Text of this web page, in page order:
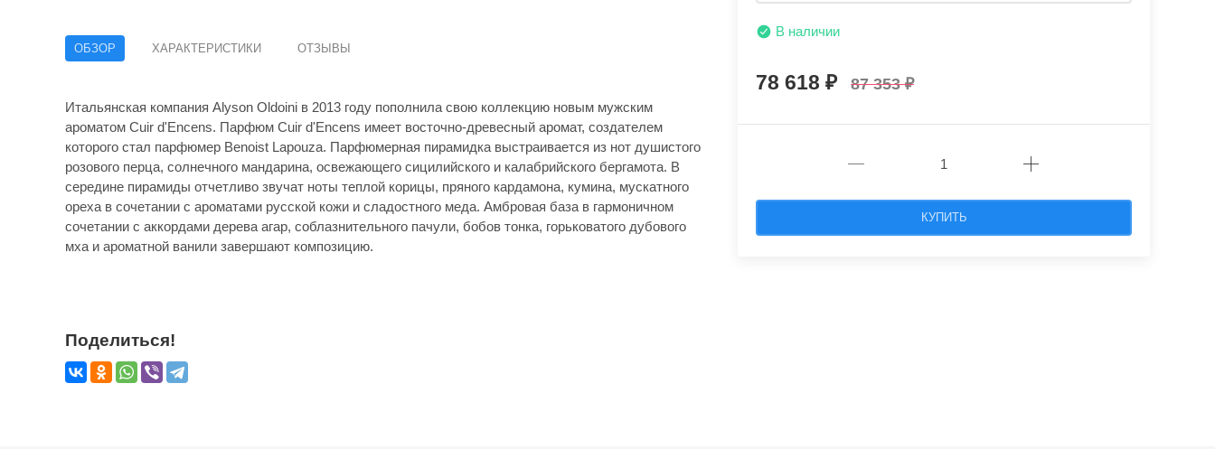
ОБЗОР ХАРАКТЕРИСТИКИ ОТЗЫВЫ
Итальянская компания Alyson Oldoini в 2013 году пополнила свою коллекцию новым мужским
ароматом Cuir d'Encens. Парфюм Cuir d'Encens имеет восточно-древесный аромат, создателем
которого стал парфюмер Benoist Lapouza. Парфюмерная пирамидка выстраивается из нот душистого
розового перца, солнечного мандарина, освежающего сицилийского и калабрийского бергамота. В
середине пирамиды отчетливо звучат ноты теплой корицы, пряного кардамона, кумина, мускатного
ореха в сочетании с ароматами русской кожи и сладостного меда. Амбровая база в гармоничном
сочетании с аккордами дерева агар, соблазнительного пачули, бобов тонка, горьковатого дубового
мха и ароматной ванили завершают композицию.
В наличии
78 618 87 353
КУПИТЬ
Поделиться!